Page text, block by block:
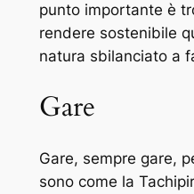
punto importante è
rendere sostenibile
natura sbilanciato a
Gare
Gare, sempre gare,
sono come la